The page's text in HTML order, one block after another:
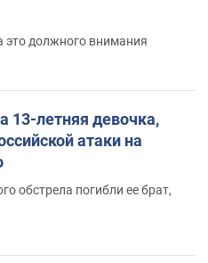
это должного внимания
13-летняя девочка,
атаки на
обстрела погибли ее брат,